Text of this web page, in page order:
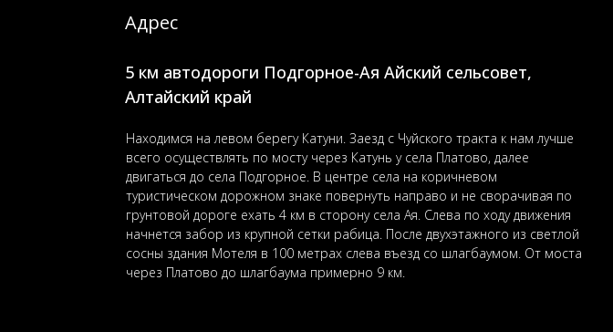
Находимся на левом берегу Катуни. Заезд с Чуйского тракта к нам лучше
всего осуществлять по мосту через Катунь у села Платово, далее
двигаться до села Подгорное. В центре села на коричневом
туристическом дорожном знаке повернуть направо и не сворачивая по
грунтовой дороге ехать 4 км в сторону села Ая. Слева по ходу движения
начнется забор из крупной сетки рабица. После двухэтажного из светлой
сосны здания Мотеля в 100 метрах слева въезд со шлагбаумом. От моста
через Платово до шлагбаума примерно 9 км.
5 км автодороги Подгорное-Ая Айский сельсовет,
Алтайский край
Адрес